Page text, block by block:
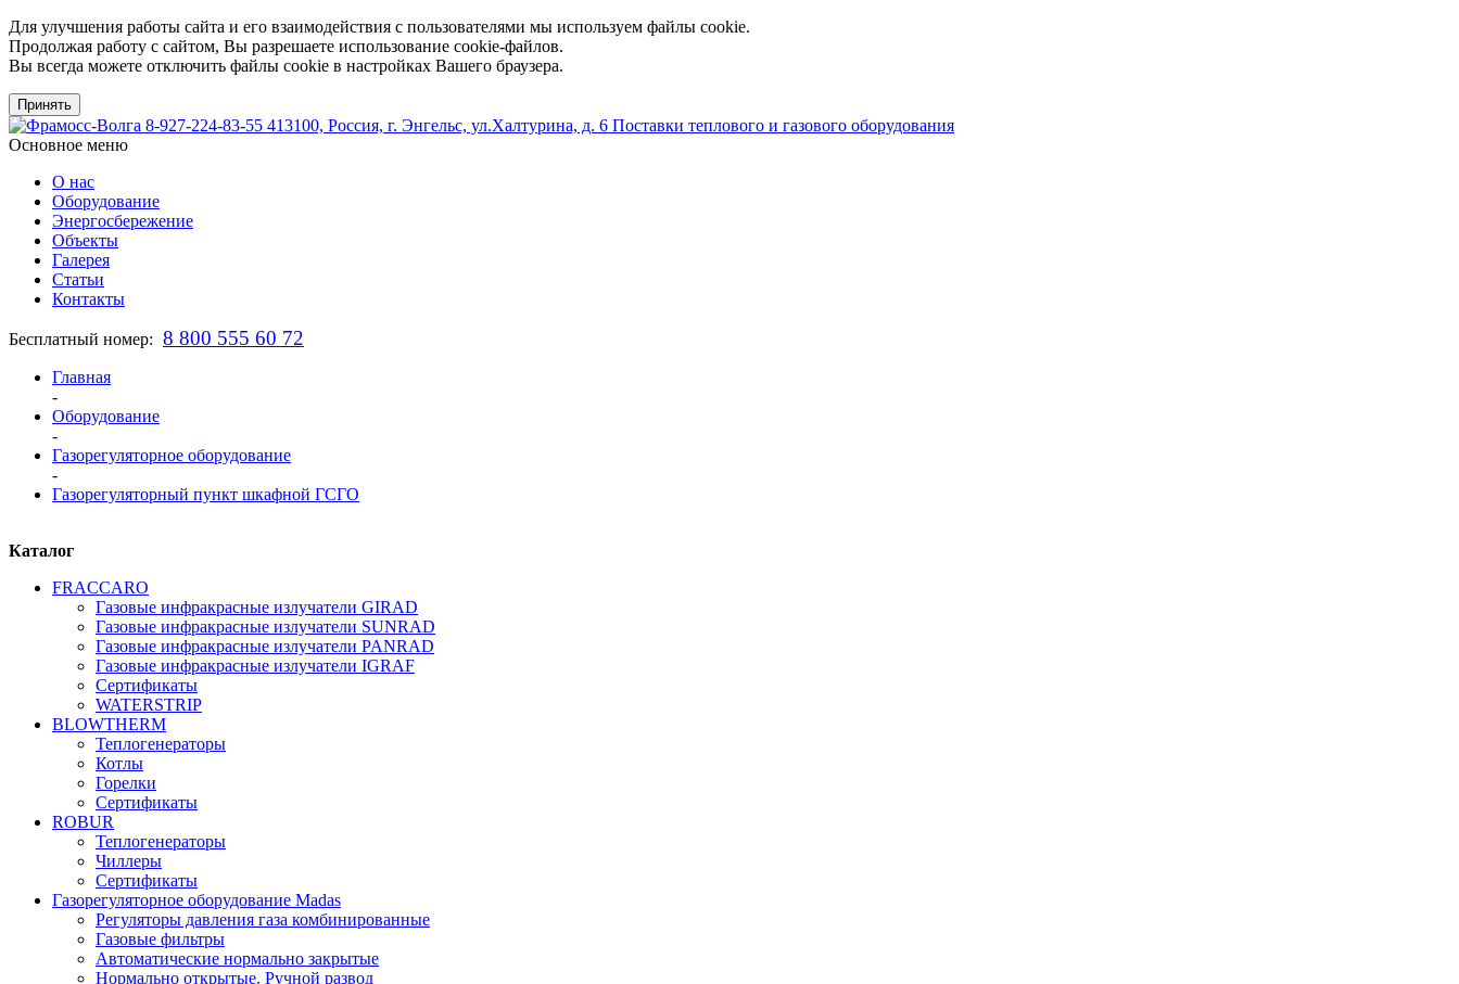
Для улучшения работы сайта и его взаимодействия с пользователями мы используем файлы cookie.
Продолжая работу с сайтом, Вы разрешаете использование cookie-файлов.
Вы всегда можете отключить файлы cookie в настройках Вашего браузера.
Принять
8-927-224-83-55 413100, Россия, г. Энгельс, ул.Халтурина, д. 6 Поставки теплового и газового оборудования
Основное меню
О нас
Оборудование
Энергосбережение
Объекты
Галерея
Статьи
Контакты
Бесплатный номер: 8 800 555 60 72
Главная
-
Оборудование
-
Газорегуляторное оборудование
-
Газорегуляторный пункт шкафной ГСГО
Каталог
FRАCCARO
Газовые инфракрасные излучатели GIRAD
Газовые инфракрасные излучатели SUNRAD
Газовые инфракрасные излучатели PANRAD
Газовые инфракрасные излучатели IGRAF
Сертификаты
WATERSTRIP
BLOWTHERM
Теплогенераторы
Котлы
Горелки
Сертификаты
ROBUR
Теплогенераторы
Чиллеры
Сертификаты
Газорегуляторное оборудование Madas
Регуляторы давления газа комбинированные
Газовые фильтры
Автоматические нормально закрытые
Нормально открытые. Ручной развод